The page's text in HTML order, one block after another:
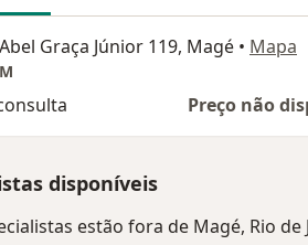
Graça Júnior 119, Magé • Mapa
Preço não
disponíveis
estão fora de Magé, Rio